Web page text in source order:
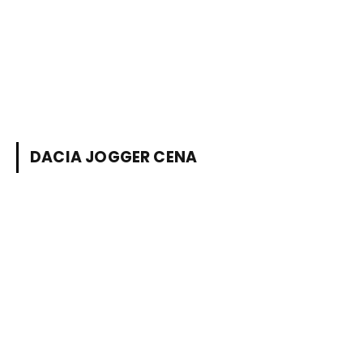
DACIA JOGGER CENA